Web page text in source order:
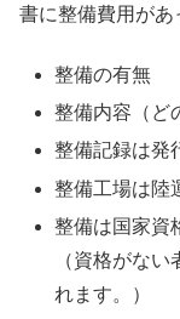
書に整備費用があ
整備の有無
整備内容（ど
整備記録は発
整備工場は陸
整備は国家資
（資格がな
れます。）